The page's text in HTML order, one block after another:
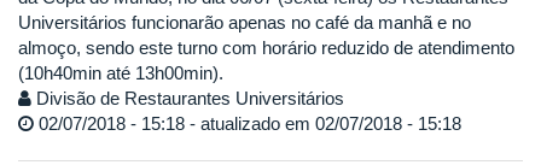
Universitários funcionarão apenas no café da manhã e no
almoço, sendo este turno com horário reduzido de atendimento
(10h40min até 13h00min).
Divisão de Restaurantes Universitários
02/07/2018 - 15:18 - atualizado em 02/07/2018 - 15:18